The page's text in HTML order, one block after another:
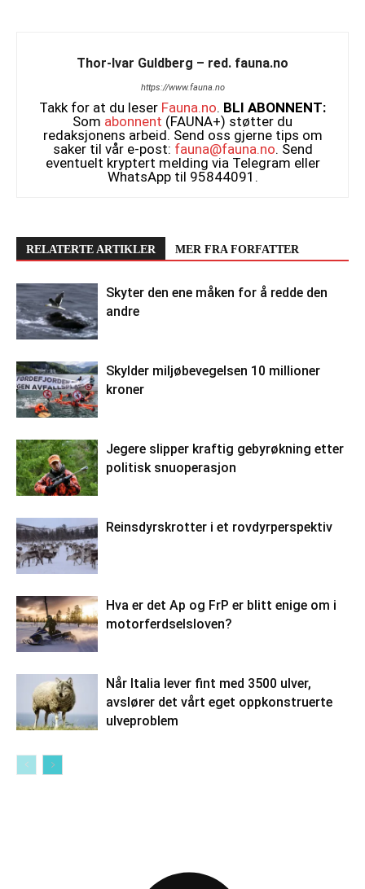
Thor-Ivar Guldberg – red. fauna.no
https://www.fauna.no
Takk for at du leser Fauna.no. BLI ABONNENT:
Som abonnent (FAUNA+) støtter du
redaksjonens arbeid. Send oss gjerne tips om
saker til vår e-post: fauna@fauna.no. Send
eventuelt kryptert melding via Telegram eller
WhatsApp til 95844091.
RELATERTE ARTIKLER MER FRA FORFATTER
Skyter den ene måken for å redde den
andre
Skylder miljøbevegelsen 10 millioner
kroner
Jegere slipper kraftig gebyrøkning etter
politisk snuoperasjon
Reinsdyrskrotter i et rovdyrperspektiv
Hva er det Ap og FrP er blitt enige om i
motorferdselsloven?
Når Italia lever fint med 3500 ulver,
avslører det vårt eget oppkonstruerte
ulveproblem